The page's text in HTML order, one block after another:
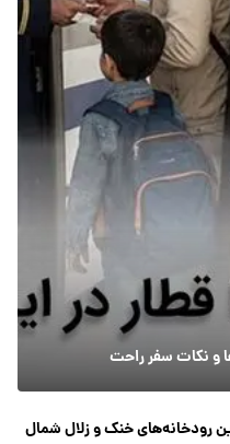
و نکات سفر راحت
رودخانه‌های خنک و زلال شمال